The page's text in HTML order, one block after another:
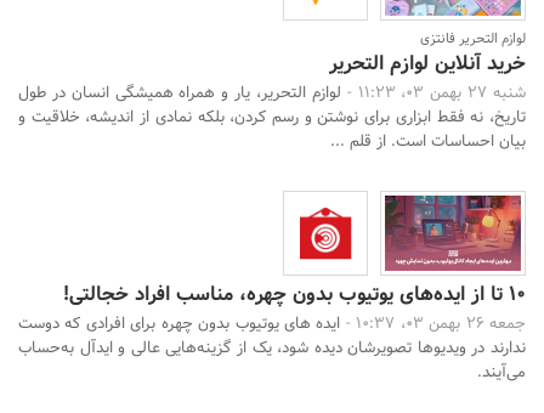
لوازم التحریر فانتزی
خرید آنلاین لوازم التحریر
شنبه 27 بهمن 03، 11:23 -
لوازم التحریر، یار و همراه همیشگی انسان در طول
تاریخ، نه فقط ابزاری برای نوشتن و رسم کردن، بلکه نمادی از اندیشه، خلاقیت و
بیان احساسات است. از قلم ...
10 تا از ایده‌های یوتیوب بدون چهره، مناسب افراد خجالتی!
جمعه 26 بهمن 03، 10:37 -
ایده های یوتیوب بدون چهره برای افرادی که دوست
ندارند در ویدیوها تصویرشان دیده شود، یک از گزینه‌هایی عالی و ایدآل به‌حساب
می‌آیند.